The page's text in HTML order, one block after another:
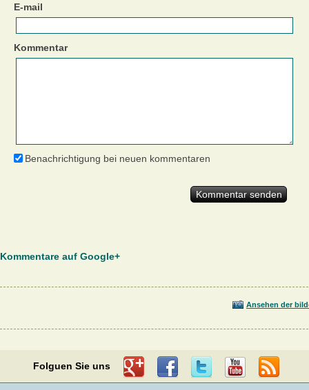
E-mail
Kommentar
Benachrichtigung bei neuen kommentaren
Kommentare auf Google+
Ansehen der
Folguen Sie uns